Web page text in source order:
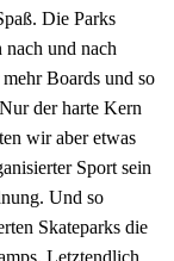
Die Parks
nach und nach
Boards und so
der harte Kern
wir aber etwas
Sport sein
Und so
Skateparks die
Letztendlich